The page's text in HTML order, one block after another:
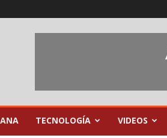
TECNOLOGÍA VIDEOS